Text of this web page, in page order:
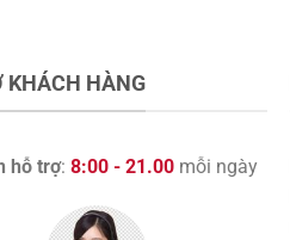
KHÁCH HÀNG
hỗ trợ: 8:00 - 21.00mỗi ngày